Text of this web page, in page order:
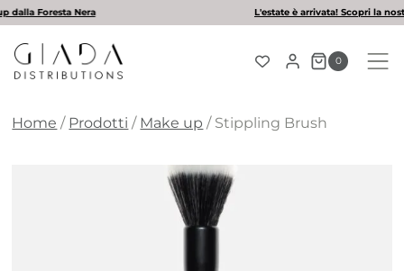
Salta
contenuto
L'estate è arrivata! Scopri la nostra selezione di solari
0
Home / Prodotti / Make up / Stippling Brush